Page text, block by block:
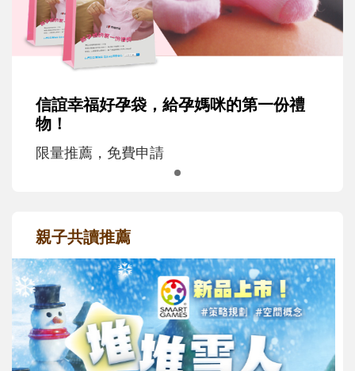
信誼幸福好孕袋，給孕媽咪的第一份禮
物！
限量推薦，免費申請
親子共讀推薦